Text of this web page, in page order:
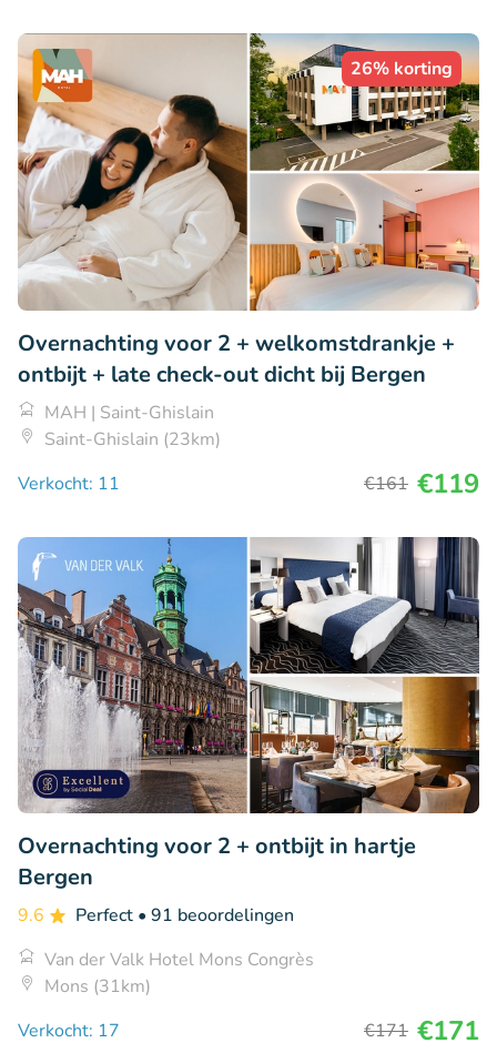
26% korting
Overnachting voor 2 + welkomstdrankje +
ontbijt + late check-out dicht bij Bergen
MAH | Saint-Ghislain
Saint-Ghislain (23km)
Verkocht: 11
€161 €119
Overnachting voor 2 + ontbijt in hartje
Bergen
9.6 Perfect • 91 beoordelingen
Van der Valk Hotel Mons Congrès
Mons (31km)
Verkocht: 17
€171 €171